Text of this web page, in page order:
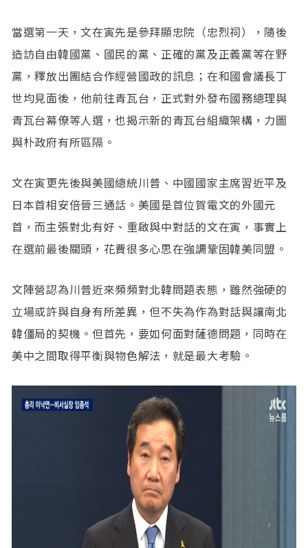
當選第一天，文在寅先是參拜顯忠院（忠烈祠），隨後
造訪自由韓國黨、國民的黨、正確的黨及正義黨等在野
黨，釋放出團結合作經營國政的訊息；在和國會議長丁
世均見面後，他前往青瓦台，正式對外發布國務總理與
青瓦台幕僚等人選，也揭示新的青瓦台組織架構，力圖
與朴政府有所區隔。
文在寅更先後與美國總統川普、中國國家主席習近平及
日本首相安倍晉三通話。美國是首位賀電文的外國元
首，而主張對北有好、重啟與中對話的文在寅，事實上
在選前最後關頭，花費很多心思在強調鞏固韓美同盟。
文陣營認為川普近來頻頻對北韓問題表態，雖然強硬的
立場或許與自身有所差異，但不失為作為對話與讓南北
韓僵局的契機。但首先，要如何面對薩德問題，同時在
美中之間取得平衡與物色解法，就是最大考驗。